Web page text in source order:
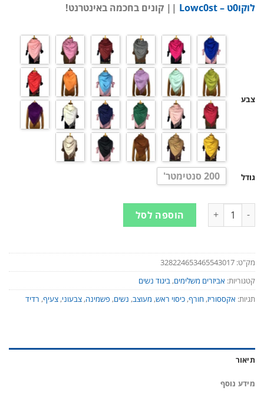
לוקו0ט – Lowc0st || קונים בחכמה באינטרנט!
צבע
גודל 200 סנטימטר'
כמות של פשמינה לנשים | כיסוי ראש - בד איכותי ובעיצוב מנצח - ב-23 צבעים לבחירה
הוספה לסל
מק"ט: 328224653465543017
קטגוריות: אביזרים משלימים, ביגוד נשים
תגיות: אקססוריז, חורף, כיסוי ראש, מעוצב, נשים, פשמינה, צבעוני, צעיף, רדיד
תיאור
מידע נוסף